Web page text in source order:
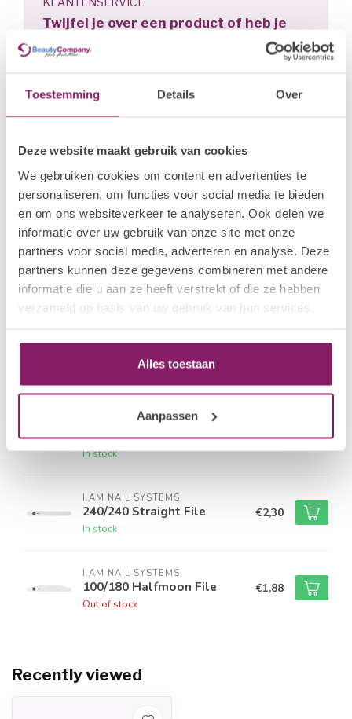
Toestemming Details Over
Deze website maakt gebruik van cookies
We gebruiken cookies om content en advertenties te
personaliseren, om functies voor social media te bieden
en om ons websiteverkeer te analyseren. Ook delen we
informatie over uw gebruik van onze site met onze
partners voor social media, adverteren en analyse. Deze
partners kunnen deze gegevens combineren met andere
informatie die u aan ze heeft verstrekt of die ze hebben
verzameld op basis van uw gebruik van hun services.
Alles toestaan
Aanpassen
Twijfel je over een product of heb je
cs@wwbdgroup.com
Bel ons!
Related products
I.AM NAIL SYSTEMS
100/100 Straight File
In stock
€1,88
I.AM NAIL SYSTEMS
150/150 Straight File
I.AM NAIL SYSTEMS
180/180 Straight File
In stock
€1,88
I.AM NAIL SYSTEMS
240/240 Straight File
In stock
€2,30
I.AM NAIL SYSTEMS
100/180 Halfmoon File
Out of stock
€1,88
Recently viewed